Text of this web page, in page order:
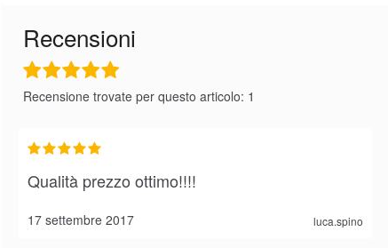
Recensioni
Recensione trovate per questo articolo: 1
17 settembre 2017 luca.spino
Qualità prezzo ottimo!!!!